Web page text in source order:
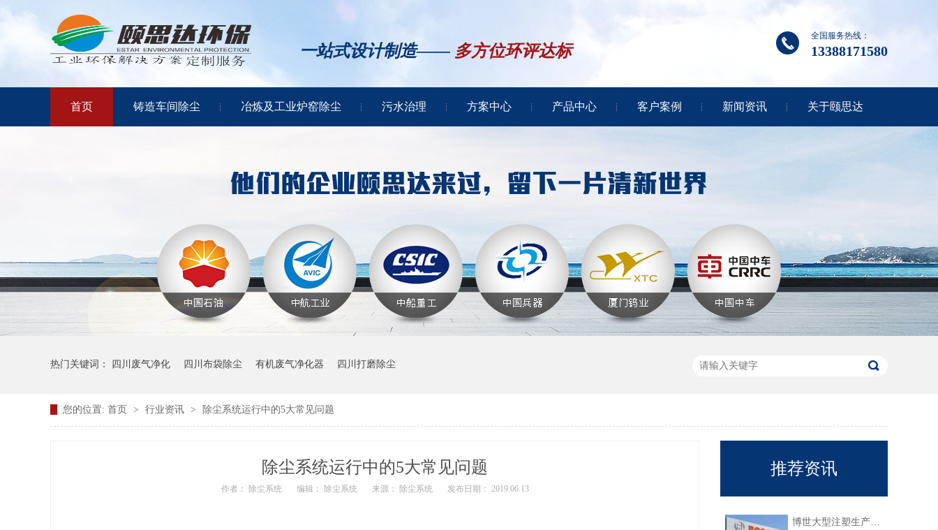
一站式设计制造—— 多方位环评达标
全国服务热线：
13388171580
首页 铸造车间除尘 冶炼及工业炉窑除尘 污水治理 方案中心 产品中心 客户案例 新闻资讯 关于颐思达
热门关键词： 四川废气净化 四川布袋除尘 有机废气净化器 四川打磨除尘
您的位置: 首页 > 行业资讯 > 除尘系统运行中的5大常见问题
除尘系统运行中的5大常见问题
作者： 除尘系统 编辑： 除尘系统 来源： 除尘系统 发布日期： 2019.06.13
推荐资讯
博世大型注塑生产线VOC净化工程圆满结束